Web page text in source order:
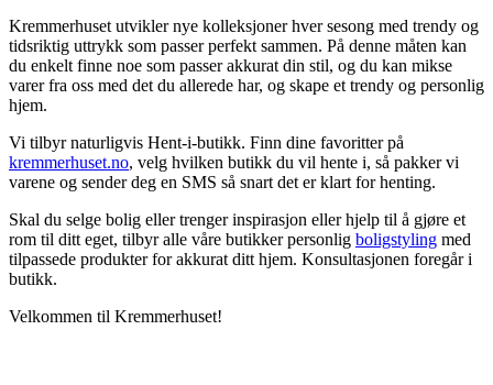
Kremmerhuset utvikler nye kolleksjoner hver sesong med trendy og
tidsriktig uttrykk som passer perfekt sammen. På denne måten kan
du enkelt finne noe som passer akkurat din stil, og du kan mikse
varer fra oss med det du allerede har, og skape et trendy og personlig
hjem.
Vi tilbyr naturligvis Hent-i-butikk. Finn dine favoritter på
kremmerhuset.no, velg hvilken butikk du vil hente i, så pakker vi
varene og sender deg en SMS så snart det er klart for henting.
Skal du selge bolig eller trenger inspirasjon eller hjelp til å gjøre et
rom til ditt eget, tilbyr alle våre butikker personlig boligstyling med
tilpassede produkter for akkurat ditt hjem. Konsultasjonen foregår i
butikk.
Velkommen til Kremmerhuset!